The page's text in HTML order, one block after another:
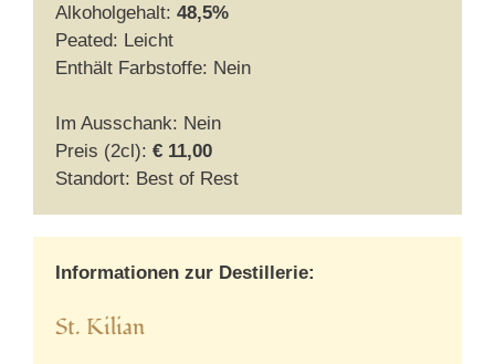
Alkoholgehalt: 48,5%
Peated: Leicht
Enthält Farbstoffe: Nein
Im Ausschank: Nein
Preis (2cl): € 11,00
Standort: Best of Rest
Informationen zur Destillerie:
St. Kilian